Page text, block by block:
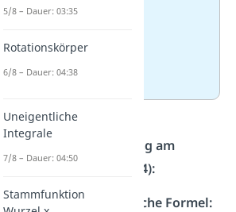
Schritt-für-Schritt-Lösung am
Beispiel von (x + 4) · (x – 4):
Erkenne die binomische Formel:
5/8 – Dauer: 03:35
Rotationskörper
6/8 – Dauer: 04:38
Uneigentliche
Integrale
7/8 – Dauer: 04:50
Stammfunktion